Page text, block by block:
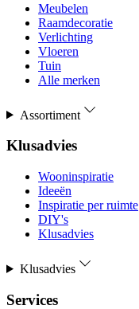
Meubelen
Raamdecoratie
Verlichting
Vloeren
Tuin
Alle merken
Assortiment
Klusadvies
Wooninspiratie
Ideeën
Inspiratie per ruimte
DIY's
Klusadvies
Klusadvies
Services